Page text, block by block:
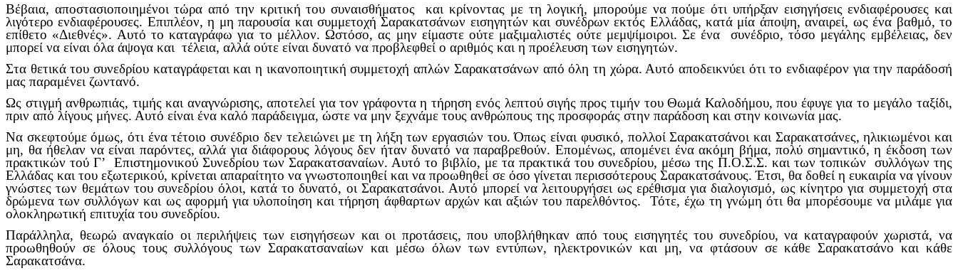
Βέβαια, αποστασιοποιημένοι τώρα από την κριτική του συναισθήματος και κρίνοντας με τη λογική, μπορούμε να πούμε ότι υπήρξαν εισηγήσεις ενδιαφέρουσες και
λιγότερο ενδιαφέρουσες. Επιπλέον, η μη παρουσία και συμμετοχή Σαρακατσάνων εισηγητών και συνέδρων εκτός Ελλάδας, κατά μία άποψη, αναιρεί, ως ένα βαθμό, το
επίθετο «Διεθνές». Αυτό το καταγράφω για το μέλλον. Ωστόσο, ας μην είμαστε ούτε μαξιμαλιστές ούτε μεμψίμοιροι. Σε ένα συνέδριο, τόσο μεγάλης εμβέλειας, δεν
μπορεί να είναι όλα άψογα και τέλεια, αλλά ούτε είναι δυνατό να προβλεφθεί ο αριθμός και η προέλευση των εισηγητών.
Στα θετικά του συνεδρίου καταγράφεται και η ικανοποιητική συμμετοχή απλών Σαρακατσάνων από όλη τη χώρα. Αυτό αποδεικνύει ότι το ενδιαφέρον για την παράδοσή
μας παραμένει ζωντανό.
Ως στιγμή ανθρωπιάς, τιμής και αναγνώρισης, αποτελεί για τον γράφοντα η τήρηση ενός λεπτού σιγής προς τιμήν του Θωμά Καλοδήμου, που έφυγε για το μεγάλο ταξίδι,
πριν από λίγους μήνες. Αυτό είναι ένα καλό παράδειγμα, ώστε να μην ξεχνάμε τους ανθρώπους της προσφοράς στην παράδοση και στην κοινωνία μας.
Να σκεφτούμε όμως, ότι ένα τέτοιο συνέδριο δεν τελειώνει με τη λήξη των εργασιών του. Όπως είναι φυσικό, πολλοί Σαρακατσάνοι και Σαρακατσάνες, ηλικιωμένοι και
μη, θα ήθελαν να είναι παρόντες, αλλά για διάφορους λόγους δεν ήταν δυνατό να παραβρεθούν. Επομένως, απομένει ένα ακόμη βήμα, πολύ σημαντικό, η έκδοση των
πρακτικών τού Γ’ Επιστημονικού Συνεδρίου των Σαρακατσαναίων. Αυτό το βιβλίο, με τα πρακτικά του συνεδρίου, μέσω της Π.Ο.Σ.Σ. και των τοπικών συλλόγων της
Ελλάδας και του εξωτερικού, κρίνεται απαραίτητο να γνωστοποιηθεί και να προωθηθεί σε όσο γίνεται περισσότερους Σαρακατσάνους. Έτσι, θα δοθεί η ευκαιρία να γίνουν
γνώστες των θεμάτων του συνεδρίου όλοι, κατά το δυνατό, οι Σαρακατσάνοι. Αυτό μπορεί να λειτουργήσει ως ερέθισμα για διαλογισμό, ως κίνητρο για συμμετοχή στα
δρώμενα των συλλόγων και ως αφορμή για υλοποίηση και τήρηση άφθαρτων αρχών και αξιών του παρελθόντος. Τότε, έχω τη γνώμη ότι θα μπορέσουμε να μιλάμε για
ολοκληρωτική επιτυχία του συνεδρίου.
Παράλληλα, θεωρώ αναγκαίο οι περιλήψεις των εισηγήσεων και οι προτάσεις, που υποβλήθηκαν από τους εισηγητές του συνεδρίου, να καταγραφούν χωριστά, να
προωθηθούν σε όλους τους συλλόγους των Σαρακατσαναίων και μέσω όλων των εντύπων, ηλεκτρονικών και μη, να φτάσουν σε κάθε Σαρακατσάνο και κάθε
Σαρακατσάνα.